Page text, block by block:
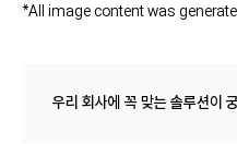
*All image content was
우리 회사에 꼭 맞는 솔루션이